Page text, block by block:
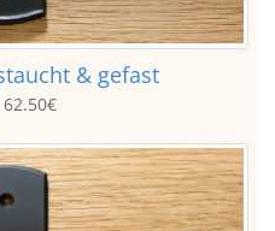
& gefast
62.50€